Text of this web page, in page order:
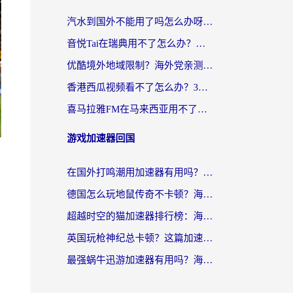
汽水到国外不能用了吗怎么办呀？海外党追剧看片的救星在这里！
音悦Tai在瑞典用不了怎么办？海外华人追剧听歌的实用指南
优酷境外地域限制？海外党亲测：这样看国内剧再也不卡（附3个实用场景解决）
香港西瓜视频看不了怎么办？3步解决海外追剧难题，附靠谱加速器推荐
喜马拉雅FM在马来西亚用不了怎么办？海外华人亲测有效的回国加速指南
游戏加速器回国
在国外打鸣潮用加速器有用吗？安全吗？海外玩家国服游戏加速全指南
德国怎么玩地鼠传奇不卡顿？海外党国服游戏加速全攻略（含战双EVE实用指南）
超越时空的猫加速器排行榜：海外党国服游戏不卡顿的终极选择指南
英国玩枪神纪总卡顿？这篇加速器选择指南帮你告别延迟（附实测推荐）
最强蜗牛迅游加速器有用吗？海外玩家国服游戏加速避坑指南（附德国玩忍者必须死3流星蝴蝶剑解决办法）